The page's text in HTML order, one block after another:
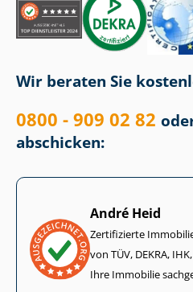
Wir beraten Sie
0800 - 909 02 82
abschicken:
André Heid
Zertifizierte
von TÜV, DEKRA,
Ihre Immobilie